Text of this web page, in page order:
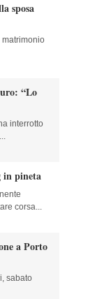
sposa
matrimonio
“Lo
interrotto
in pineta
corsa...
a Porto
sabato